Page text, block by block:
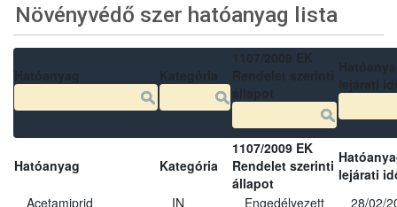
Növényvédő szer hatóanyag lista
Hatóanyag Kategória
1107/2009 EK
Rendelet szerinti
állapot
lejárati
Acetamiprid
IN Engedélyezett
28/02/